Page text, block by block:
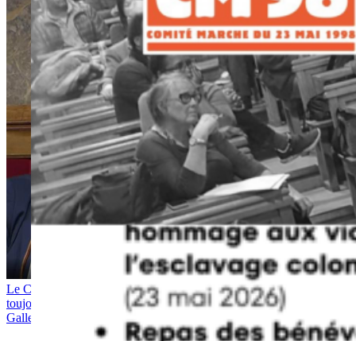
Le Code noir : un héritage
toujours présent dans nos sociétés
Gallery